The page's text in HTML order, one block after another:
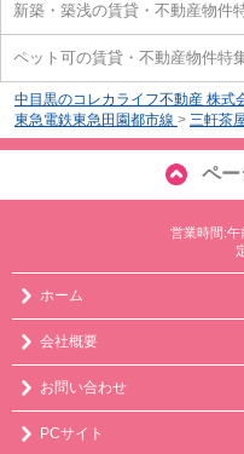
新築・築浅の賃貸・不動産物件
ペット可の賃貸・不動産物件特
中目黒のコレカライフ不動産 株式
東急電鉄東急田園都市線 > 三軒茶
ペー
営業時間:午
ホーム
会社概要
お問い合わせ
PCサイト